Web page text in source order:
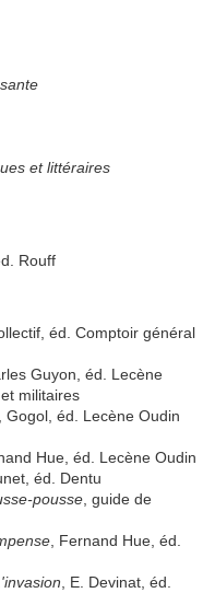
et littéraires
Rouff
éd. Comptoir général
Guyon, éd. Lecène
militaires
, Gogol, éd. Lecène Oudin
Hue, éd. Lecène Oudin
éd. Dentu
pousse , guide de
, Fernand Hue, éd.
, E. Devinat, éd.